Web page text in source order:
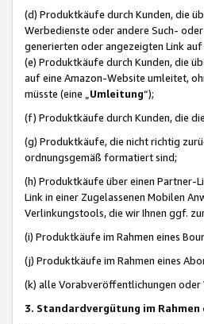
(d) Produktkäufe durch Kunden, die
Werbedienste oder andere Such-
generierten oder angezeigten Link
(e) Produktkäufe durch Kunden, die
auf eine Amazon-Website umleitet,
müsste (eine „ Umleitung“);
(f) Produktkäufe durch Kunden, die
(g) Produktkäufe, die nicht richtig
ordnungsgemäß formatiert sind;
(h) Produktkäufe über einen Partner-
Link in einer Zugelassenen Mobilen
Verlinkungstools, die wir Ihnen ggf.
(i) Produktkäufe im Rahmen eines
(j) Produktkäufe im Rahmen eines
(k) alle Vorabveröffentlichungen
3. Standardvergütung im